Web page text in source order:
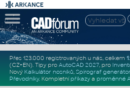
Přes 123.000 registrovaných u nás, celkem
(CZ+EN). Tipy pro AutoCAD 2027, pro
Nový Kalkulátor nosníků, Spirograf generátor
Převodníky. Kompletní příkazya proměnné